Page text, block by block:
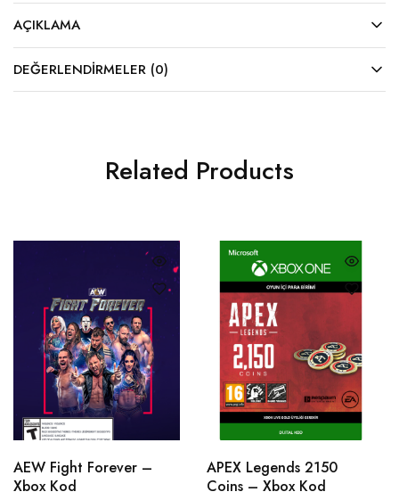
AÇIKLAMA
DEĞERLENDIRMELER (0)
Related Products
AEW Fight Forever –
Xbox Kod
APEX Legends 2150
Coins – Xbox Kod